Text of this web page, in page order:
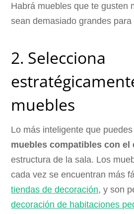
Habrá muebles que te gusten
sean demasiado grandes para
2. Selecciona
muebles
Lo más inteligente que
muebles compatibles con el
estructura de la sala. Los
cada vez se encuentran más
tiendas de decoración, y son
decoración de habitaciones